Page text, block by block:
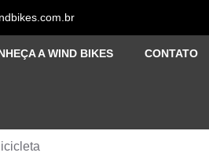
A WIND BIKES CONTATO